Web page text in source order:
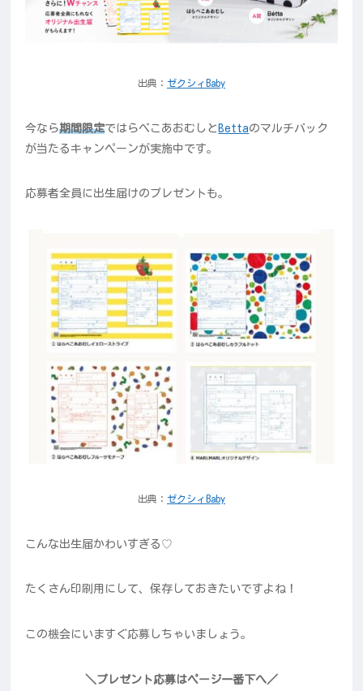
出典： ゼクシィBaby
今なら期間限定ではらぺこあおむしとBettaのマルチバック
が当たるキャンペーンが実施中です。
応募者全員に出生届けのプレゼントも。
出典： ゼクシィBaby
こんな出生届かわいすぎる♡
たくさん印刷用にして、保存しておきたいですよね！
この機会にいますぐ応募しちゃいましょう。
＼プレゼント応募はページ一番下へ／